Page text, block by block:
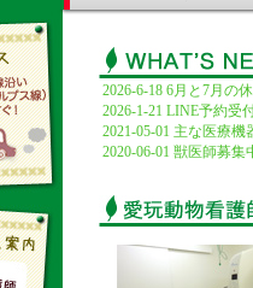
2026-6-18 6月と7月の
2026-1-21 LINE予約受
2021-05-01 主な医療機
2020-06-01 獣医師募